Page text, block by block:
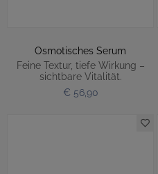
Osmotisches Serum
Feine Textur, tiefe Wirkung –
sichtbare Vitalität.
€ 56,90